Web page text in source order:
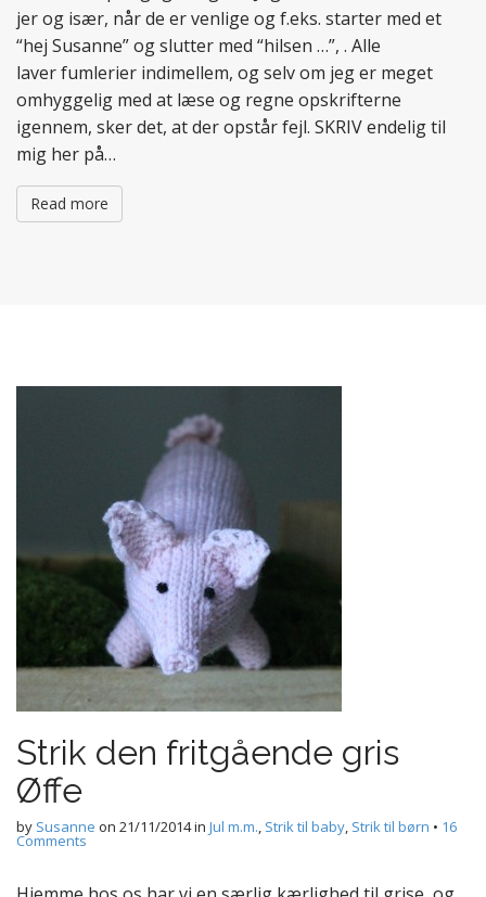
jer og især, når de er venlige og f.eks. starter med et
“hej Susanne” og slutter med “hilsen …”, . Alle
laver fumlerier indimellem, og selv om jeg er meget
omhyggelig med at læse og regne opskrifterne
igennem, sker det, at der opstår fejl. SKRIV endelig til
mig her på…
Read more
Strik den fritgående gris
Øffe
by Susanne on 21/11/2014in Jul m.m., Strik til baby, Strik til børn • 16
Comments